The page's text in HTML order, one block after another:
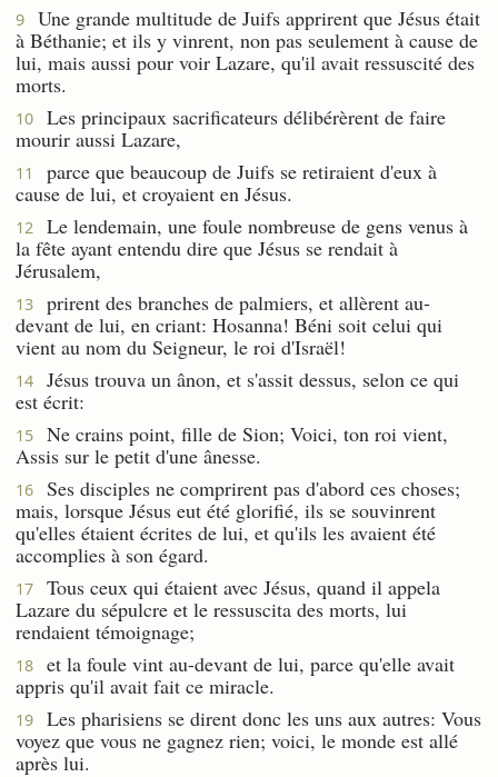
9
Une grande multitude de Juifs apprirent que Jésus était
à Béthanie; et ils y vinrent, non pas seulement à cause de
lui, mais aussi pour voir Lazare, qu'il avait ressuscité des
morts.
10
Les principaux sacrificateurs délibérèrent de faire
mourir aussi Lazare,
11
parce que beaucoup de Juifs se retiraient d'eux à
cause de lui, et croyaient en Jésus.
12
Le lendemain, une foule nombreuse de gens venus à
la fête ayant entendu dire que Jésus se rendait à
Jérusalem,
13
prirent des branches de palmiers, et allèrent au-
devant de lui, en criant: Hosanna! Béni soit celui qui
vient au nom du Seigneur, le roi d'Israël!
14
Jésus trouva un ânon, et s'assit dessus, selon ce qui
est écrit:
15
Ne crains point, fille de Sion; Voici, ton roi vient,
Assis sur le petit d'une ânesse.
16
Ses disciples ne comprirent pas d'abord ces choses;
mais, lorsque Jésus eut été glorifié, ils se souvinrent
qu'elles étaient écrites de lui, et qu'ils les avaient été
accomplies à son égard.
17
Tous ceux qui étaient avec Jésus, quand il appela
Lazare du sépulcre et le ressuscita des morts, lui
rendaient témoignage;
18
et la foule vint au-devant de lui, parce qu'elle avait
appris qu'il avait fait ce miracle.
19
Les pharisiens se dirent donc les uns aux autres: Vous
voyez que vous ne gagnez rien; voici, le monde est allé
après lui.